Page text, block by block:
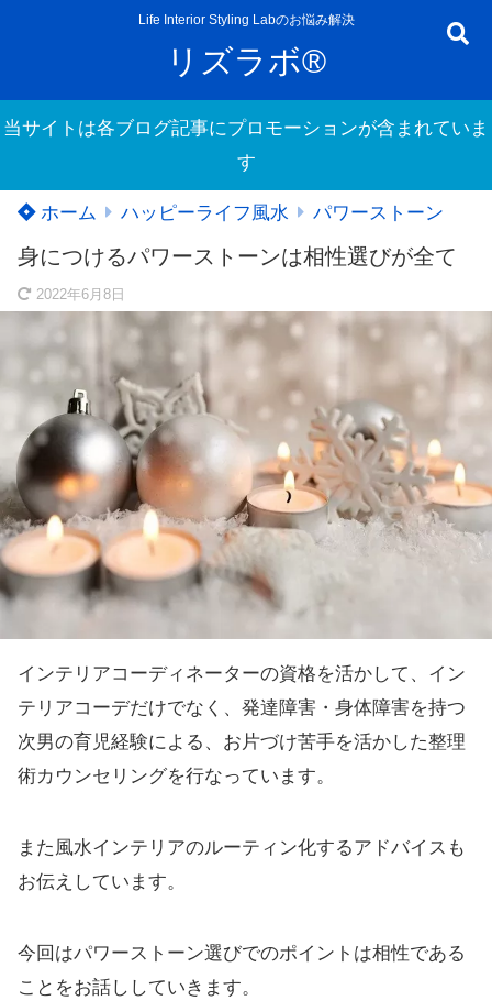
Life Interior Styling Labのお悩み解決
リズラボ®
当サイトは各ブログ記事にプロモーションが含まれていま
す
ホーム ハッピーライフ風水 パワーストーン
身につけるパワーストーンは相性選びが全て
2022年6月8日
インテリアコーディネーターの資格を活かして、イン
テリアコーデだけでなく、発達障害・身体障害を持つ
次男の育児経験による、お片づけ苦手を活かした整理
術カウンセリングを行なっています。
また風水インテリアのルーティン化するアドバイスも
お伝えしています。
今回はパワーストーン選びでのポイントは相性である
ことをお話ししていきます。